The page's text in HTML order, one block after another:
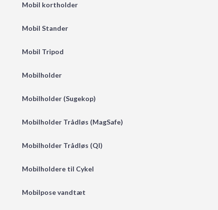
Mobil kortholder
Mobil Stander
Mobil Tripod
Mobilholder
Mobilholder (Sugekop)
Mobilholder Trådløs (MagSafe)
Mobilholder Trådløs (QI)
Mobilholdere til Cykel
Mobilpose vandtæt